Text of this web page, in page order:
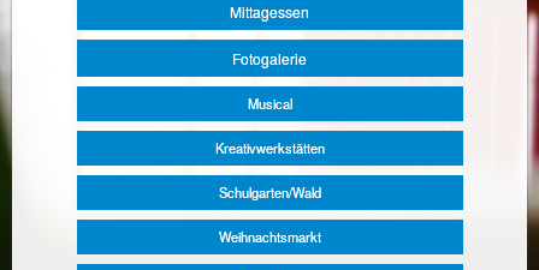
Mittagessen
Fotogalerie
Musical
Kreativwerkstätten
Schulgarten/Wald
Weihnachtsmarkt